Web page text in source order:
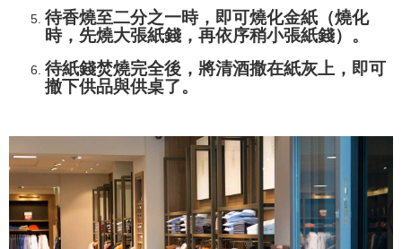
待香燒至二分之一時，即可燒化金紙（燒化
時，先燒大張紙錢，再依序稍小張紙錢）。
待紙錢焚燒完全後，將清酒撒在紙灰上，即可
撤下供品與供桌了。